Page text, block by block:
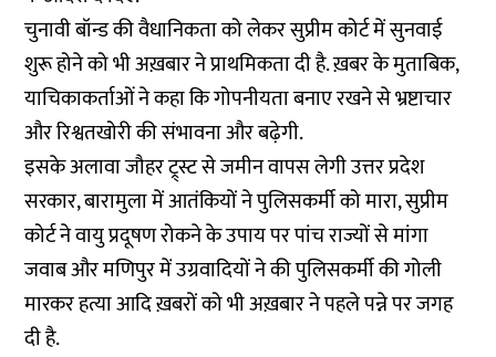
चुनावी बॉन्ड की वैधानिकता को लेकर सुप्रीम कोर्ट में सुनवाई
शुरू होने को भी अख़बार ने प्राथमिकता दी है. ख़बर के मुताबिक,
याचिकाकर्ताओं ने कहा कि गोपनीयता बनाए रखने से भ्रष्टाचार
और रिश्वतखोरी की संभावना और बढ़ेगी.
इसके अलावा जौहर ट्र्स्ट से जमीन वापस लेगी उत्तर प्रदेश
सरकार, बारामुला में आतंकियों ने पुलिसकर्मी को मारा, सुप्रीम
कोर्ट ने वायु प्रदूषण रोकने के उपाय पर पांच राज्यों से मांगा
जवाब और मणिपुर में उग्रवादियों ने की पुलिसकर्मी की गोली
मारकर हत्या आदि ख़बरों को भी अख़बार ने पहले पन्ने पर जगह
दी है.